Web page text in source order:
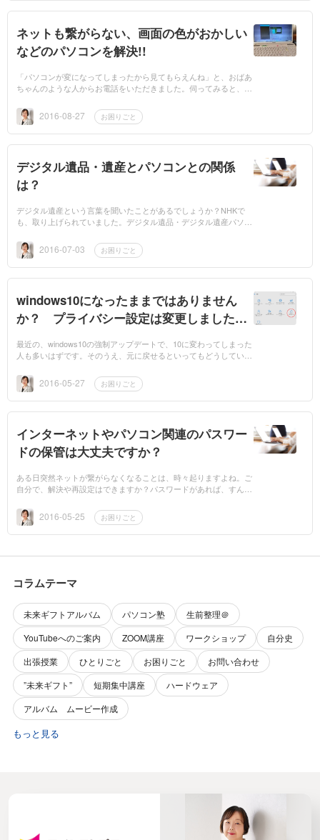
ネットも繋がらない、画面の色がおかしい
などのパソコンを解決!!
「パソコンが変になってしまったから見てもらえんね」と、おばあ
ちゃんのような人からお電話をいただきました。伺ってみると、以
していたのがよ...
2016-08-27 お困りごと
デジタル遺品・遺産とパソコンとの関係
は？
デジタル遺産という言葉を聞いたことがあるでしょうか？NHKで
も、取り上げられていました。デジタル遺品・デジタル遺産パソコ
う人しかわか...
2016-07-03 お困りごと
windows10になったままではありません
か？ プライバシー設定は変更しました
最近の、windows10の強制アップデートで、10に変わってしまった
人も多いはずです。そのうえ、元に戻せるといってもどうしていい
にしても、なん...
2016-05-27 お困りごと
インターネットやパソコン関連のパスワー
ドの保管は大丈夫ですか？
ある日突然ネットが繋がらなくなることは、時々起りますよね。ご
自分で、解決や再設定はできますか？パスワードがあれば、すんな
にあるのかわ...
2016-05-25 お困りごと
コラムテーマ
未来ギフトアルバム パソコン塾
生前整理＠
YouTubeへのご案内
ZOOM講座 ワークショップ
自分史
出張授業
ひとりごと お困りごと
お問い合わせ
”未来ギフト”
短期集中講座
ハードウェア
アルバム ムービー作成
もっと見る